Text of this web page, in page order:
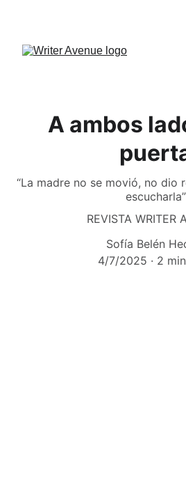
A ambos
“La madre no se movió, no dio
escucharla”
REVISTA WRITER
Sofía Belén
4/7/2025
2